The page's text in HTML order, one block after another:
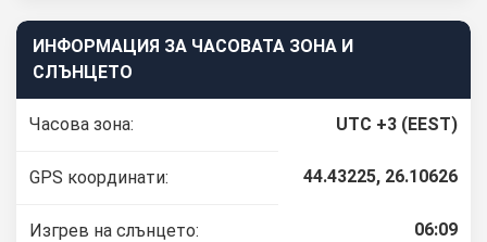
ИНФОРМАЦИЯ ЗА ЧАСОВАТА ЗОНА И
СЛЪНЦЕТО
Часова зона: UTC +3 (EEST)
GPS координати: 44.43225, 26.10626
Изгрев на слънцето: 06:09